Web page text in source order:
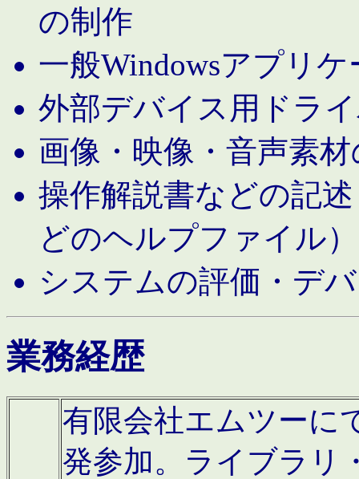
の制作
一般Windowsアプリ
外部デバイス用ドラ
画像・映像・音声素
操作解説書などの記
どのヘルプファイル）
システムの評価・デ
業務経歴
有限会社エムツーに
発参加。ライブラリ